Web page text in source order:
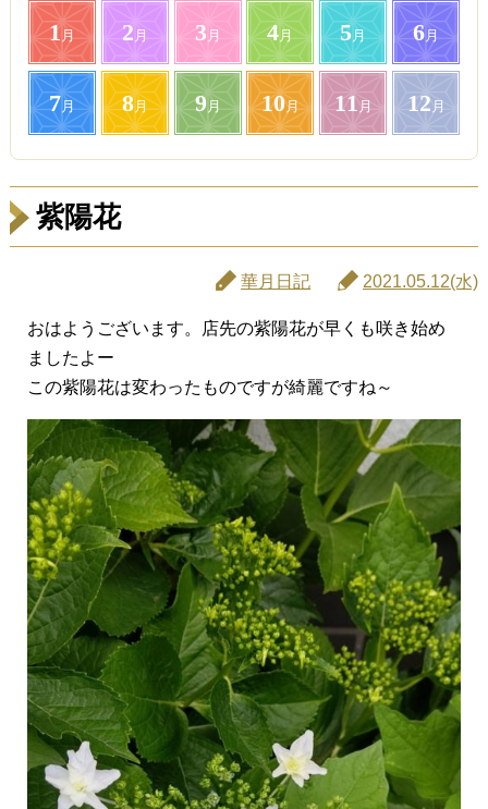
1月 2 月 3 月 4月 5月 6月
7月 8月 9月 10月 11 月 12 月
紫陽花
華月日記 2021.05.12(水)
おはようございます。店先の紫陽花が早くも咲き始め
ましたよー
この紫陽花は変わったものですが綺麗ですね～